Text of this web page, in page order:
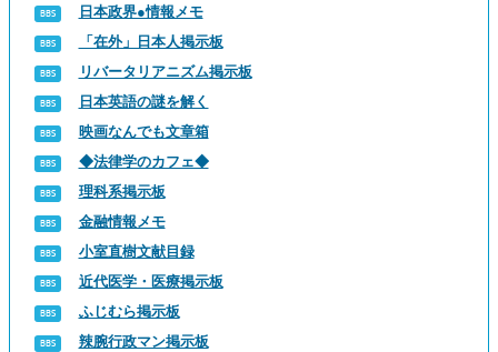
日本政界●情報メモ
「在外」日本人掲示板
リバータリアニズム掲示板
日本英語の謎を解く
映画なんでも文章箱
◆法律学のカフェ◆
理科系掲示板
金融情報メモ
小室直樹文献目録
近代医学・医療掲示板
ふじむら掲示板
辣腕行政マン掲示板